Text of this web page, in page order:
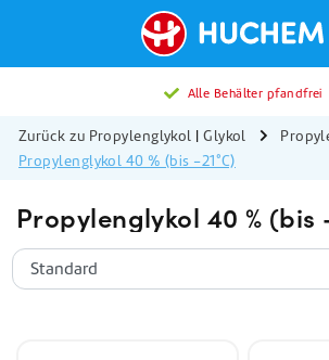
Alle Behälter pfandfrei
Zurück zu Propylenglykol |Glykol
Propylenglykol 40 % (bis -21°C)
Propylenglykol 40 % (bis